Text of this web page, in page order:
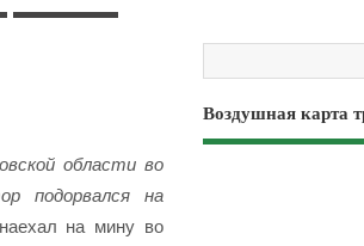
области во
подорвался на
на мину во
Воздушная карта